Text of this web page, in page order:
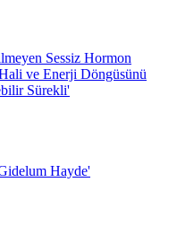
Sessiz Hormon
ve Enerji Döngüsünü
Sürekli'
Hayde'